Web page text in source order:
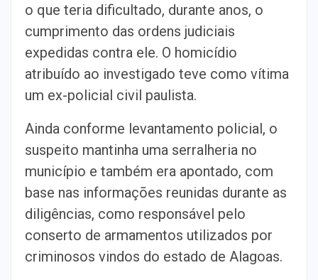
o que teria dificultado, durante anos, o
cumprimento das ordens judiciais
expedidas contra ele. O homicídio
atribuído ao investigado teve como vítima
um ex-policial civil paulista.
Ainda conforme levantamento policial, o
suspeito mantinha uma serralheria no
município e também era apontado, com
base nas informações reunidas durante as
diligências, como responsável pelo
conserto de armamentos utilizados por
criminosos vindos do estado de Alagoas.